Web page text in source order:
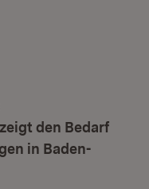
den Bedarf
in Baden-